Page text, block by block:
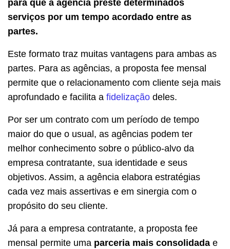
para que a agência preste determinados
serviços por um tempo acordado entre as
partes.
Este formato traz muitas vantagens para ambas as
partes. Para as agências, a proposta fee mensal
permite que o relacionamento com cliente seja mais
aprofundado e facilita a fidelização deles.
Por ser um contrato com um período de tempo
maior do que o usual, as agências podem ter
melhor conhecimento sobre o público-alvo da
empresa contratante, sua identidade e seus
objetivos. Assim, a agência elabora estratégias
cada vez mais assertivas e em sinergia com o
propósito do seu cliente.
Já para a empresa contratante, a proposta fee
mensal permite uma parceria mais consolidada e